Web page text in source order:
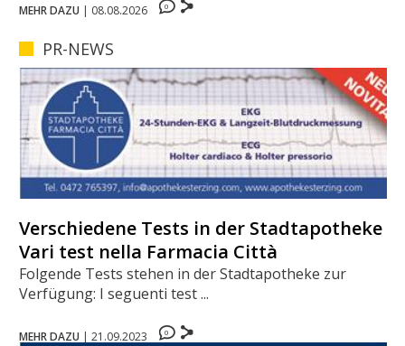
MEHR DAZU | 08.08.2026 0
PR-NEWS
Verschiedene Tests in der Stadtapotheke -
Vari test nella Farmacia Città
Folgende Tests stehen in der Stadtapotheke zur
Verfügung: I seguenti test ...
MEHR DAZU | 21.09.2023 0